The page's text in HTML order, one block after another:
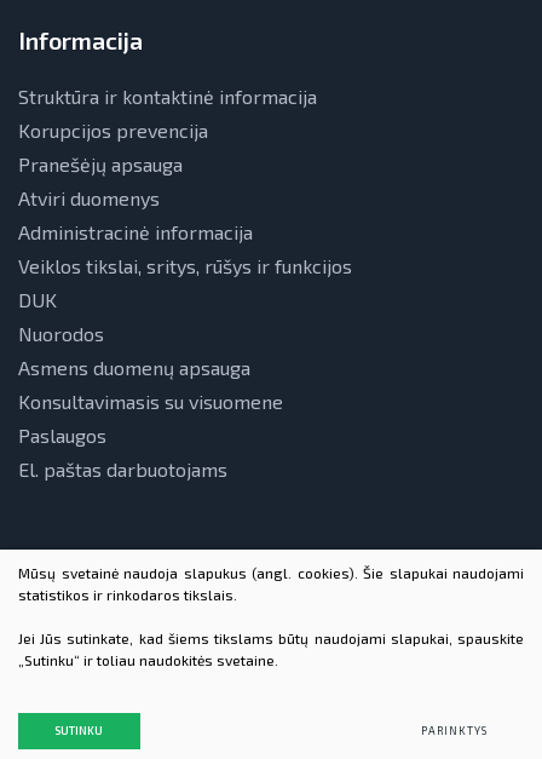
Informacija
Struktūra ir kontaktinė informacija
Korupcijos prevencija
Pranešėjų apsauga
Atviri duomenys
Administracinė informacija
Veiklos tikslai, sritys, rūšys ir funkcijos
DUK
Nuorodos
Asmens duomenų apsauga
Konsultavimasis su visuomene
Paslaugos
El. paštas darbuotojams
© 2026 VšĮ Lietuvos energetikos agentūra. Visos teisės
Duomenų apsauga
Sukurta:TEXUS
Mūsų svetainė naudoja slapukus (angl. cookies). Šie slapukai naudojami
statistikos ir rinkodaros tikslais.
Jei Jūs sutinkate, kad šiems tikslams būtų naudojami slapukai, spauskite
„Sutinku“ ir toliau naudokitės svetaine.
SUTINKU PARINKTYS